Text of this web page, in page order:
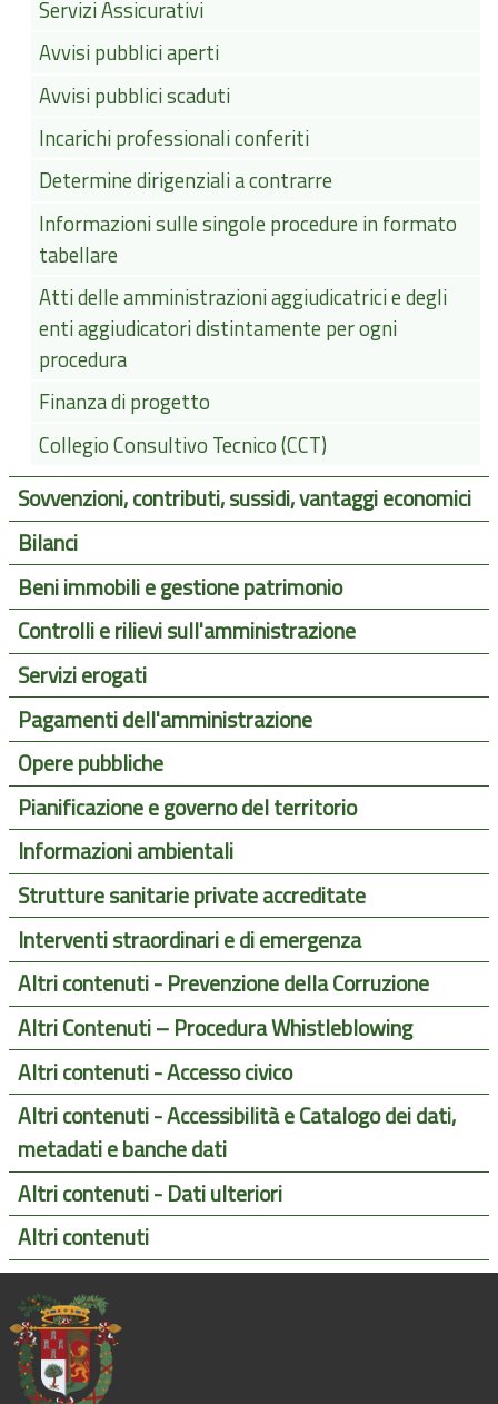
Servizi Assicurativi
Avvisi pubblici aperti
Avvisi pubblici scaduti
Incarichi professionali conferiti
Determine dirigenziali a contrarre
Informazioni sulle singole procedure in formato
tabellare
Atti delle amministrazioni aggiudicatrici e degli
enti aggiudicatori distintamente per ogni
procedura
Finanza di progetto
Collegio Consultivo Tecnico (CCT)
Sovvenzioni, contributi, sussidi, vantaggi economici
Bilanci
Beni immobili e gestione patrimonio
Controlli e rilievi sull'amministrazione
Servizi erogati
Pagamenti dell'amministrazione
Opere pubbliche
Pianificazione e governo del territorio
Informazioni ambientali
Strutture sanitarie private accreditate
Interventi straordinari e di emergenza
Altri contenuti - Prevenzione della Corruzione
Altri Contenuti – Procedura Whistleblowing
Altri contenuti - Accesso civico
Altri contenuti - Accessibilità e Catalogo dei dati,
metadati e banche dati
Altri contenuti - Dati ulteriori
Altri contenuti